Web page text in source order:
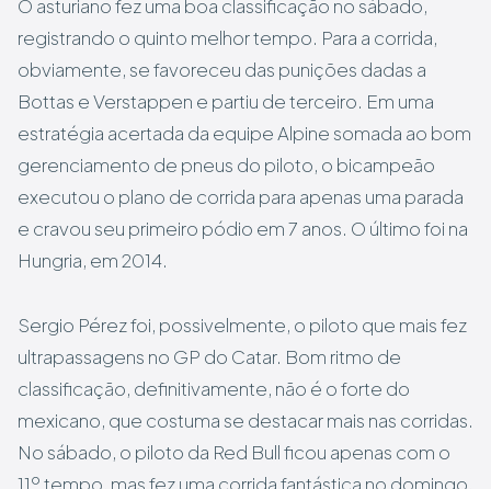
O asturiano fez uma boa classificação no sábado,
registrando o quinto melhor tempo. Para a corrida,
obviamente, se favoreceu das punições dadas a
Bottas e Verstappen e partiu de terceiro. Em uma
estratégia acertada da equipe Alpine somada ao bom
gerenciamento de pneus do piloto, o bicampeão
executou o plano de corrida para apenas uma parada
e cravou seu primeiro pódio em 7 anos. O último foi na
Hungria, em 2014.
Sergio Pérez foi, possivelmente, o piloto que mais fez
ultrapassagens no GP do Catar. Bom ritmo de
classificação, definitivamente, não é o forte do
mexicano, que costuma se destacar mais nas corridas.
No sábado, o piloto da Red Bull ficou apenas com o
11º tempo, mas fez uma corrida fantástica no domingo.